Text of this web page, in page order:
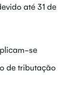
até 31 de
se
de tributação